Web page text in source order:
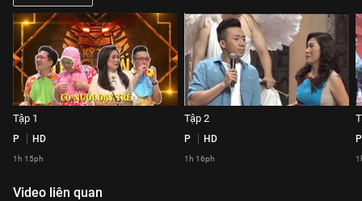
Tập 1
P HD
1h 15ph
Tập 2
P HD
1h 16ph
P
Video liên quan